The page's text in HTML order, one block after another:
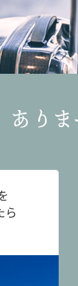
りま
ら